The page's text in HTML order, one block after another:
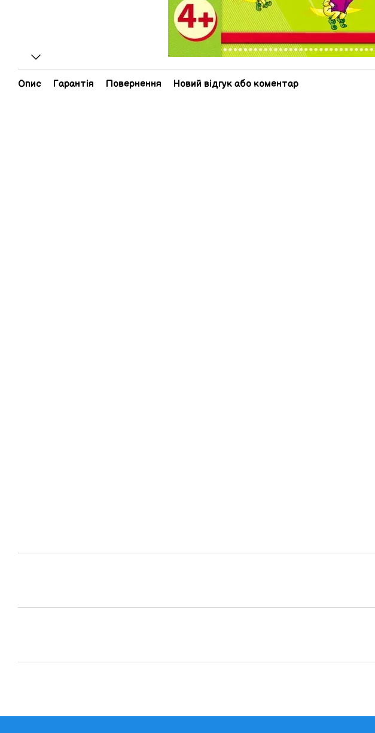
Опис Гарантія Повернення Новий відгук або коментар